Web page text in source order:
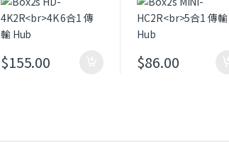
$155.00 $86.00